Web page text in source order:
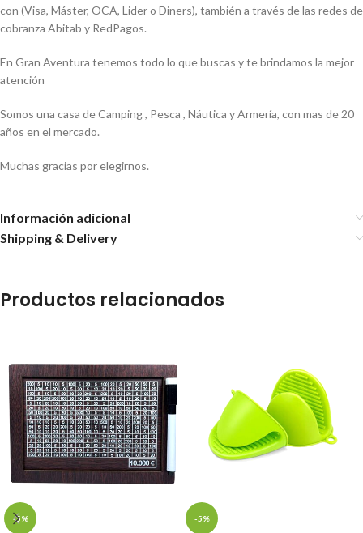
con (Visa, Máster, OCA, Lider o Diners), también a través de las redes de
cobranza Abitab y RedPagos.
En Gran Aventura tenemos todo lo que buscas y te brindamos la mejor
atención
Somos una casa de Camping , Pesca , Náutica y Armería, con mas de 20
años en el mercado.
Muchas gracias por elegirnos.
Información adicional
Shipping & Delivery
Productos relacionados
-5% -5%